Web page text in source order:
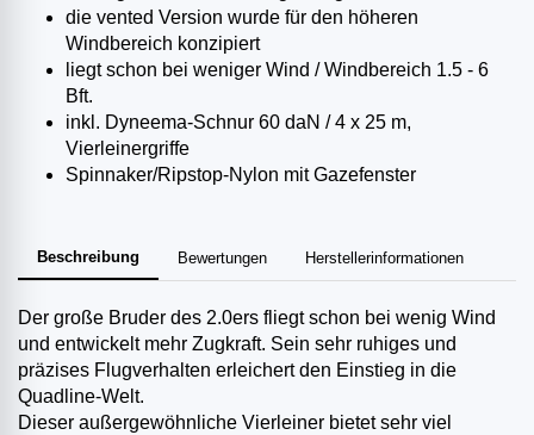
die vented Version wurde für den höheren
Windbereich konzipiert
liegt schon bei weniger Wind / Windbereich 1.5 - 6
Bft.
inkl. Dyneema-Schnur 60 daN / 4 x 25 m,
Vierleinergriffe
Spinnaker/Ripstop-Nylon mit Gazefenster
Beschreibung Bewertungen Herstellerinformationen
Der große Bruder des 2.0ers fliegt schon bei wenig Wind
und entwickelt mehr Zugkraft. Sein sehr ruhiges und
präzises Flugverhalten erleichert den Einstieg in die
Quadline-Welt.
Dieser außergewöhnliche Vierleiner bietet sehr viel